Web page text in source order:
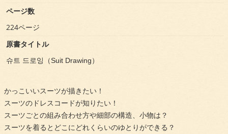
ページ数
224ページ
原書タイトル
슈트 드로잉（Suit Drawing）
かっこいいスーツが描きたい！
スーツのドレスコードが知りたい！
スーツごとの組み合わせ方や細部の構造、小物は？
スーツを着るとどこにどれくらいのゆとりができる？